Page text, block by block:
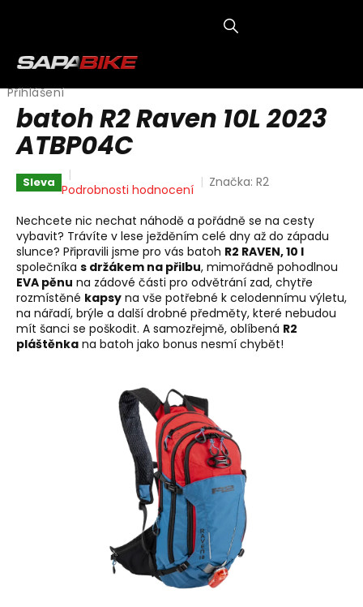
Přihlášení
batoh R2 Raven 10L 2023
ATBP04C
Sleva Průměrné
produktu
je
0,0
z
5
hvězdiček.
Podrobnosti hodnocení Značka:R2
Nechcete nic nechat náhodě a pořádně se na cesty
vybavit? Trávíte v lese ježděním celé dny až do západu
slunce? Připravili jsme pro vás batoh R2 RAVEN, 10 l
společníka s držákem na přilbu, mimořádně pohodlnou
EVA pěnu na zádové části pro odvětrání zad, chytře
rozmístěné kapsy na vše potřebné k celodennímu výletu,
na nářadí, brýle a další drobné předměty, které nebudou
mít šanci se poškodit. A samozřejmě, oblíbená R2
pláštěnka na batoh jako bonus nesmí chybět!